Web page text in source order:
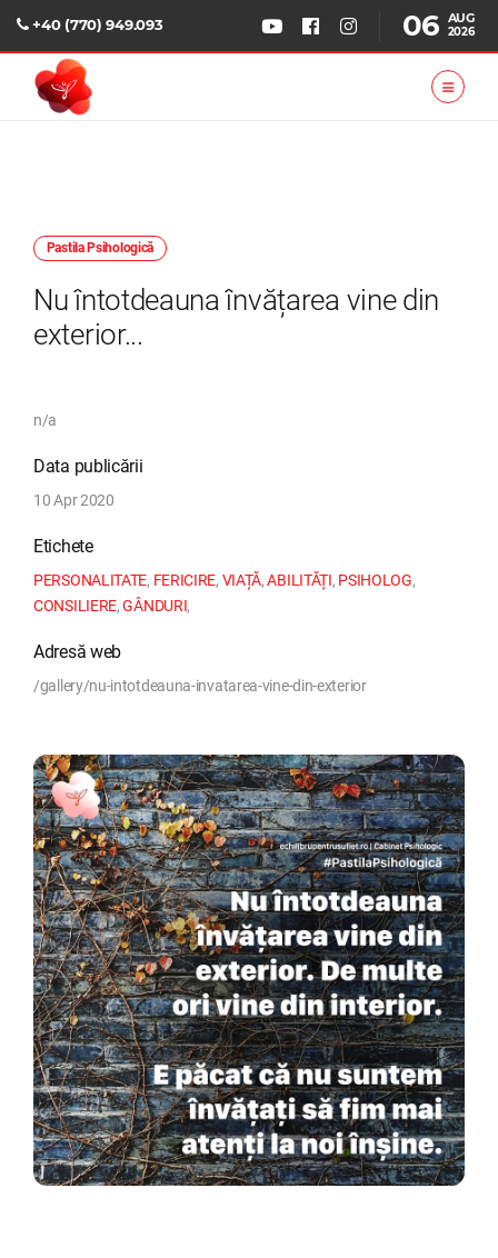
+40 (770) 949.093 06 AUG
2026
Pastila Psihologică
Nu întotdeauna învățarea vine din
exterior...
n/a
Data publicării
10 Apr 2020
Etichete
PERSONALITATE, FERICIRE, VIAȚĂ,ABILITĂȚI, PSIHOLOG,
CONSILIERE,GÂNDURI,
Adresă web
/gallery/nu-intotdeauna-invatarea-vine-din-exterior